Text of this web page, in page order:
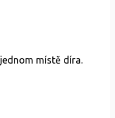
místě díra.